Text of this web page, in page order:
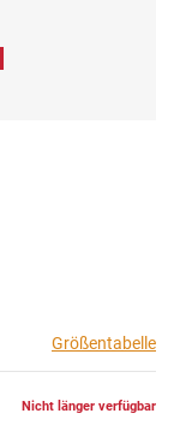
Größentabelle
Nicht länger verfügbar